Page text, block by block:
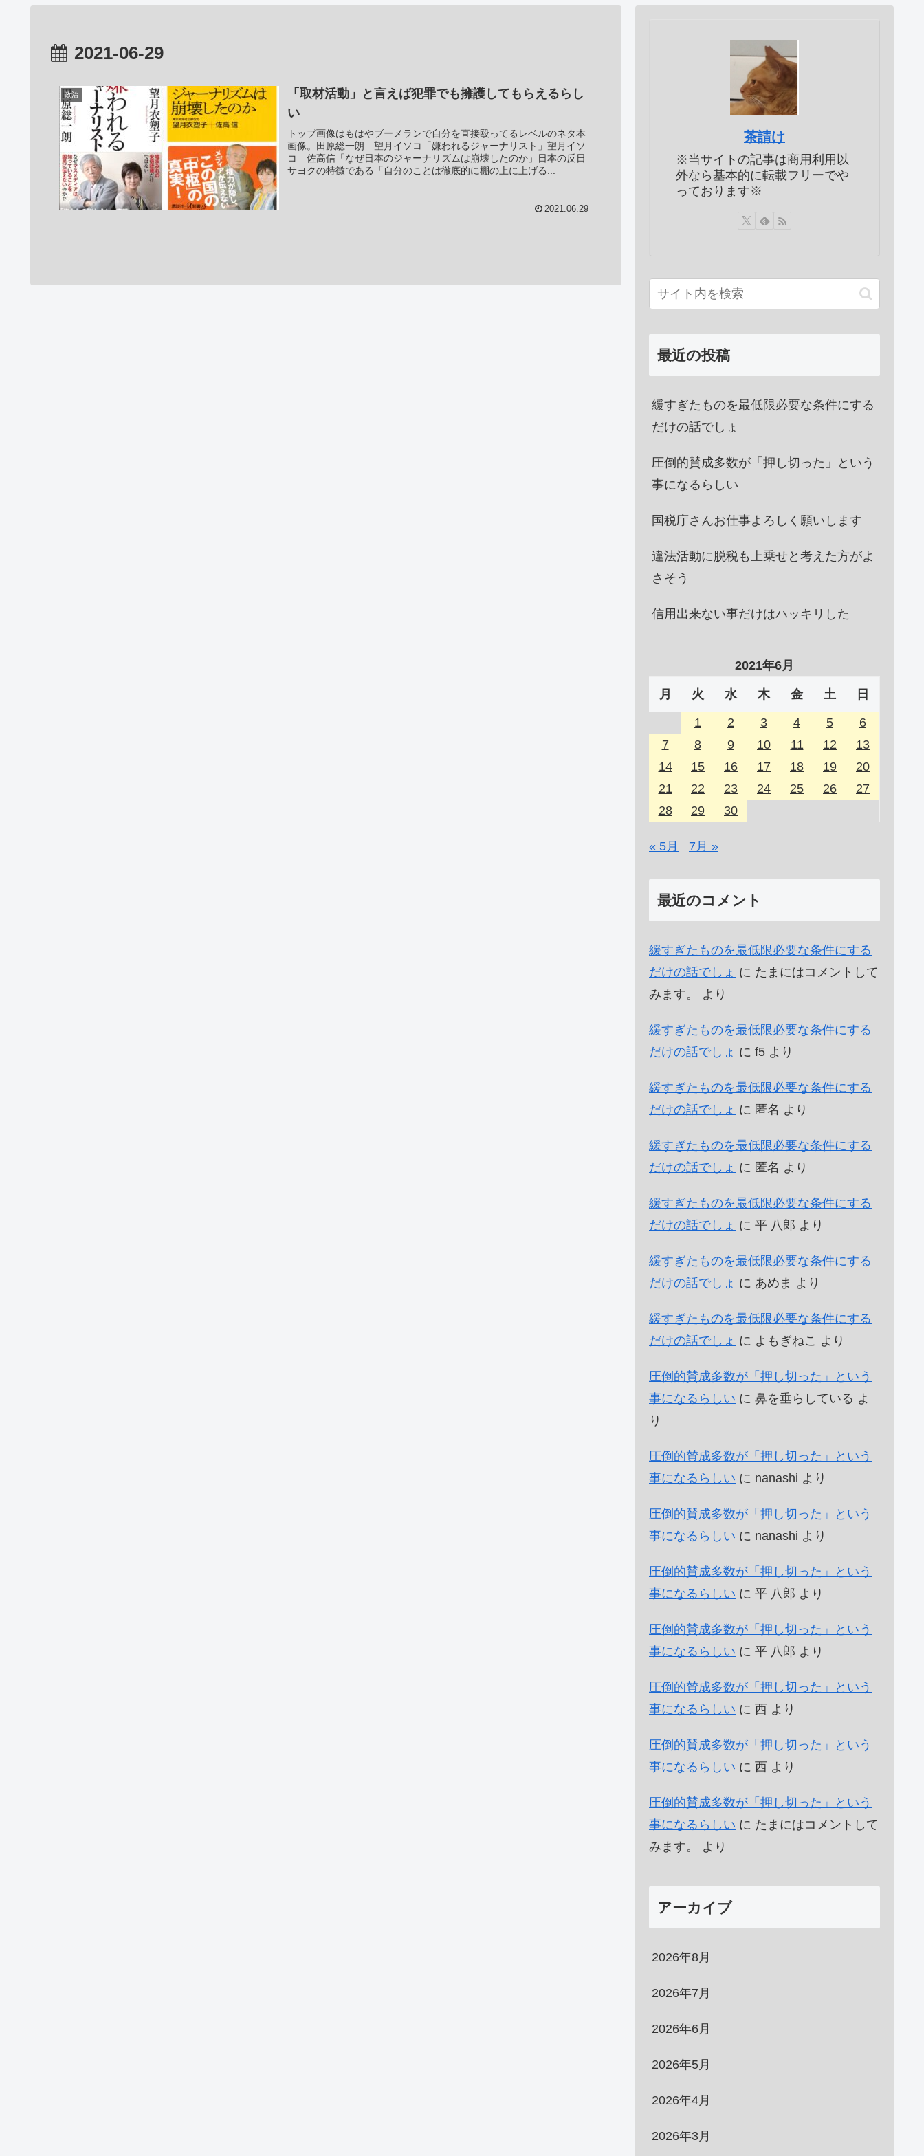
2021-06-29
政治
「取材活動」と言えば犯罪でも擁護してもらえるらし
い
トップ画像はもはやブーメランで自分を直接殴ってるレベルのネタ本
画像。田原総一朗 望月イソコ「嫌われるジャーナリスト」望月イソ
コ 佐高信「なぜ日本のジャーナリズムは崩壊したのか」日本の反日
サヨクの特徴である「自分のことは徹底的に棚の上に上げる...
2021.06.29
茶請け
※当サイトの記事は商用利用以
外なら基本的に転載フリーでや
っております※
最近の投稿
緩すぎたものを最低限必要な条件にする
だけの話でしょ
圧倒的賛成多数が「押し切った」という
事になるらしい
国税庁さんお仕事よろしく願いします
違法活動に脱税も上乗せと考えた方がよ
さそう
信用出来ない事だけはハッキリした
2021年6月
月 火 水 木 金 土 日
1 2 3 4 5
6
7
8 9 10 11 12
13
14
15 16 17 18 19
20
21
22 23 24 25 26
27
28
29 30
« 5月 7月 »
最近のコメント
緩すぎたものを最低限必要な条件にする
だけの話でしょ に たまにはコメントして
みます。
より
緩すぎたものを最低限必要な条件にする
だけの話でしょ に f5 より
緩すぎたものを最低限必要な条件にする
だけの話でしょ に 匿名 より
緩すぎたものを最低限必要な条件にする
だけの話でしょ に 匿名 より
緩すぎたものを最低限必要な条件にする
だけの話でしょ に 平 八郎 より
緩すぎたものを最低限必要な条件にする
だけの話でしょ に あめま より
緩すぎたものを最低限必要な条件にする
だけの話でしょ に よもぎねこ より
圧倒的賛成多数が「押し切った」という
事になるらしい に 鼻を垂らしている よ
り
圧倒的賛成多数が「押し切った」という
事になるらしい に nanashi より
圧倒的賛成多数が「押し切った」という
事になるらしい に nanashi より
圧倒的賛成多数が「押し切った」という
事になるらしい に 平 八郎 より
圧倒的賛成多数が「押し切った」という
事になるらしい に 平 八郎 より
圧倒的賛成多数が「押し切った」という
事になるらしい に 西 より
圧倒的賛成多数が「押し切った」という
事になるらしい に 西 より
圧倒的賛成多数が「押し切った」という
事になるらしい に たまにはコメントして
みます。
より
アーカイブ
2026年8月
2026年7月
2026年6月
2026年5月
2026年4月
2026年3月